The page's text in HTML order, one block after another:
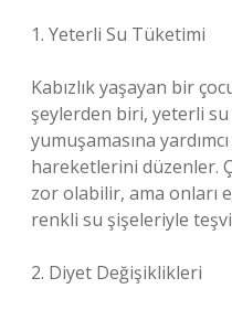
1. Yeterli Su Tüketimi
Kabızlık yaşayan bir
şeylerden biri, yeterli su
yumuşamasına
hareketlerini düzenler.
zor olabilir, ama onları
renkli su şişeleriyle
2. Diyet Değişiklikleri